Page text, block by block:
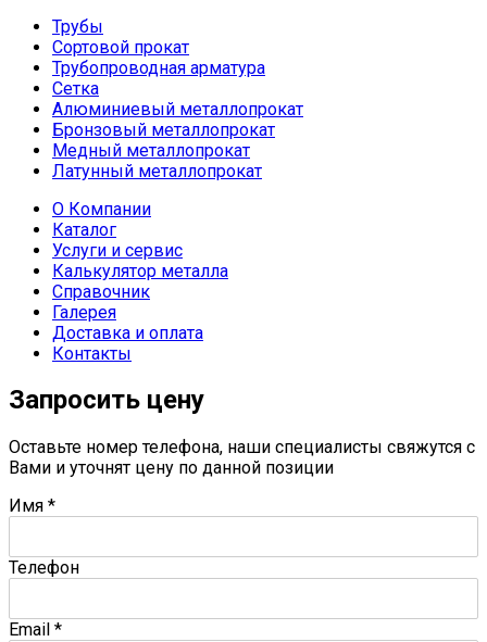
Трубы
Сортовой прокат
Трубопроводная арматура
Сетка
Алюминиевый металлопрокат
Бронзовый металлопрокат
Медный металлопрокат
Латунный металлопрокат
О Компании
Каталог
Услуги и сервис
Калькулятор металла
Справочник
Галерея
Доставка и оплата
Контакты
Запросить цену
Оставьте номер телефона, наши специалисты свяжутся с
Вами и уточнят цену по данной позиции
Имя *
Телефон
Email *